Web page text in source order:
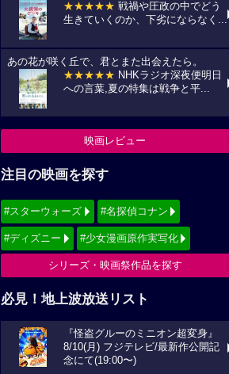
★★★★★ 戦禍や圧政の中でどう
生きていくのか、下劣にならなく...
あの花が咲く丘で、君とまた出会えたら。
★★★★★ NHKラジオ深夜便明日
への言葉,夏の特集は戦争と平...
映画レビュー
注目の映画を探す
#スターウォーズ #名探偵コナン
#ディズニー #少女漫画原作実写化
シリーズ・映画祭作品を探す
必見！地上波放送リスト
『怪盗グルーのミニオン超変身』
8/10(月) フジテレビ/最新作公開記
念にて(19:00〜)